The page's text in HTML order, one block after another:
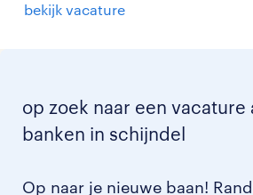
bekijk vacature
op zoek naar een vacature
banken in schijndel
Op naar je nieuwe baan!